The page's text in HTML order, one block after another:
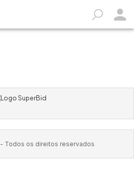
Todos os direitos reservados